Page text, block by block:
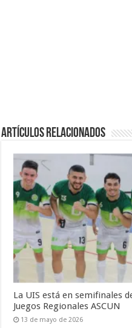
Artículos Relacionados
La UIS está en semifinales
Juegos Regionales ASCUN
13 de mayo de 2026